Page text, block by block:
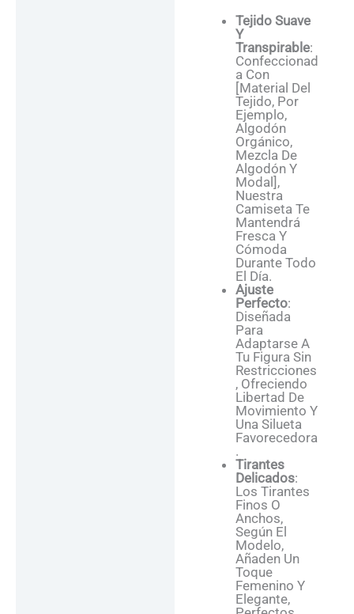
Tejido Suave
Y
Transpirable:
Confeccionad
A Con
[material Del
Tejido, Por
Ejemplo,
Algodón
Orgánico,
Mezcla De
Algodón Y
Modal],
Nuestra
Camiseta Te
Mantendrá
Fresca Y
Cómoda
Durante Todo
El Día.
Ajuste
Perfecto:
Diseñada
Para
Adaptarse A
Tu Figura Sin
Restricciones
, Ofreciendo
Libertad De
Movimiento Y
Una Silueta
Favorecedora
.
Tirantes
Delicados:
Los Tirantes
Finos O
Anchos,
Según El
Modelo,
Añaden Un
Toque
Femenino Y
Elegante,